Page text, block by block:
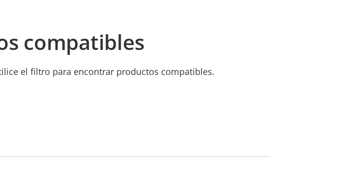
compatibles
el filtro para encontrar productos compatibles.